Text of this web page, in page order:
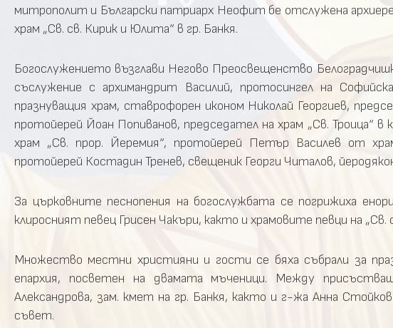
митрополит и Български патриарх Неофит бе отслужена
храм „Св. св. Кирик и Юлита“ в гр. Банкя.
Богослужението възглави Негово Преосвещенство
съслужение с архимандрит Василий, протосингел на
празнуващия храм, ставрофорен иконом Николай Георгиев,
протойерей Йоан Попиванов, председател на храм „Св. Троица“
храм „Св. прор. Йеремия“, протойерей Петър Василев от
протойерей Костадин Тренев, свещеник Георги Читалов,
За църковните песнопения на богослужбата се погрижиха
клиросният певец Грисен Чакъри, както и храмовите певци на „Св.
Множество местни християни и гости се бяха събрали за
епархия, посветен на двамата мъченици. Между
Александрова, зам. кмет на гр. Банкя, както и г-жа Анна
съвет.